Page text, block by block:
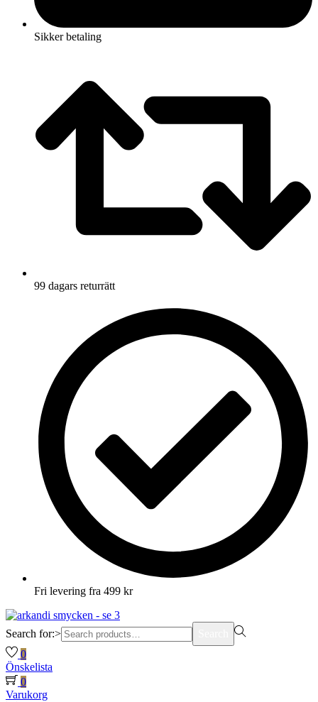
Sikker betaling
99 dagars returrätt
Fri levering fra 499 kr
Search for:>
0
Önskelista
0
Varukorg